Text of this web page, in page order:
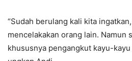
“Sudah berulang kali kita
mencelakakan orang lain. Namun
khususnya pengangkut kayu-kayu